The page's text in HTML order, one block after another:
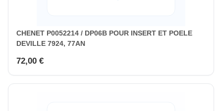
CHENET P0052214 / DP06B POUR INSERT ET POELE
DEVILLE 7924, 77AN
72,00 €